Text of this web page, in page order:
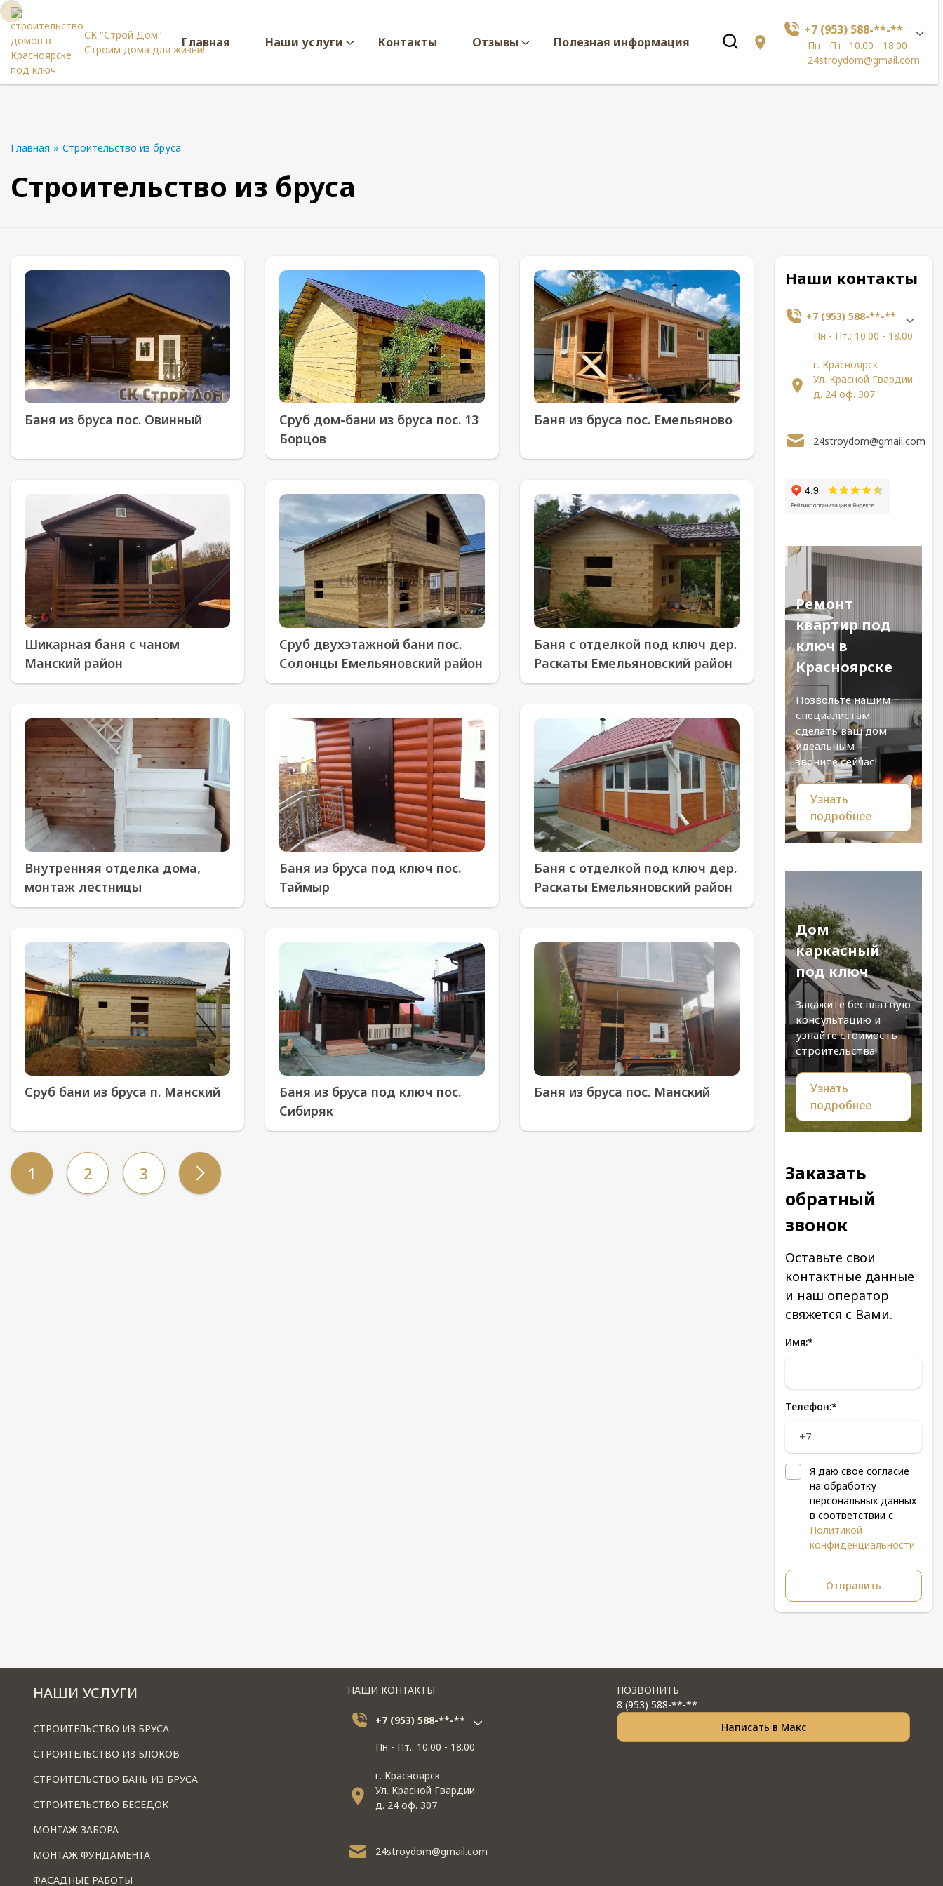
СК "Строй Дом"
Строим дома для жизни!Главная Наши услуги Контакты Отзывы Полезная информация
+7 (953) 588-**-**
Пн - Пт.: 10.00 - 18.00
24stroydom@gmail.com
Главная » Строительство из бруса
Строительство из бруса
Баня из бруса пос. Овинный
Сруб дом-бани из бруса пос. 13
Борцов
Баня из бруса пос. Емельяново
Шикарная баня с чаном
Манский район
Сруб двухэтажной бани пос.
Солонцы Емельяновский район
Баня с отделкой под ключ дер.
Раскаты Емельяновский район
Внутренняя отделка дома,
монтаж лестницы
Баня из бруса под ключ пос.
Таймыр
Баня с отделкой под ключ дер.
Раскаты Емельяновский район
Сруб бани из бруса п. Манский
Баня из бруса под ключ пос.
Сибиряк
Баня из бруса пос. Манский
1 2 3
Наши контакты
+7 (953) 588-**-**
Пн - Пт.: 10.00 - 18.00
г. Красноярск
Ул. Красной Гвардии
д. 24 оф. 307
24stroydom@gmail.com
Ремонт
квартир под
ключ в
Красноярске
Позвольте нашим
специалистам
сделать ваш дом
идеальным —
звоните сейчас!
Узнать
подробнее
Дом
каркасный
под ключ
Закажите бесплатную
консультацию и
узнайте стоимость
строительства!
Узнать
подробнее
Заказать
обратный
звонок
Оставьте свои
контактные данные
и наш оператор
свяжется с Вами.
Имя:*
Телефон:*
Я даю свое согласие
на обработку
персональных данных
в соответствии с
Политикой
конфиденциальности
НАШИ УСЛУГИ
СТРОИТЕЛЬСТВО ИЗ БРУСА
СТРОИТЕЛЬСТВО ИЗ БЛОКОВ
СТРОИТЕЛЬСТВО БАНЬ ИЗ БРУСА
СТРОИТЕЛЬСТВО БЕСЕДОК
МОНТАЖ ЗАБОРА
МОНТАЖ ФУНДАМЕНТА
ФАСАДНЫЕ РАБОТЫ
НАШИ КОНТАКТЫ
+7 (953) 588-**-**
Пн - Пт.: 10.00 - 18.00
г. Красноярск
Ул. Красной Гвардии
д. 24 оф. 307
24stroydom@gmail.com
ПОЗВОНИТЬ
8 (953) 588-**-**
Написать в Макс